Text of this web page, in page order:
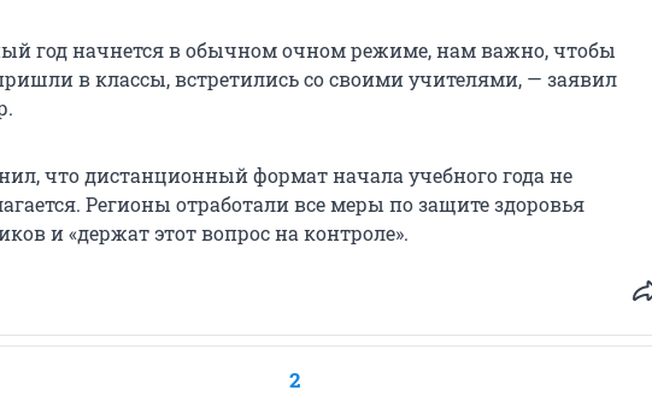
год начнется в обычном очном режиме, нам важно, чтобы
в классы, встретились со своими учителями, — заявил
что дистанционный формат начала учебного года не
Регионы отработали все меры по защите здоровья
и «держат этот вопрос на контроле».
2